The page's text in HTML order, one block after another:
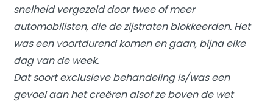
snelheid vergezeld door twee of meer
automobilisten, die de zijstraten blokkeerden. Het
was een voortdurend komen en gaan, bijna elke
dag van de week.
Dat soort exclusieve behandeling is/was een
gevoel aan het creëren alsof ze boven de wet